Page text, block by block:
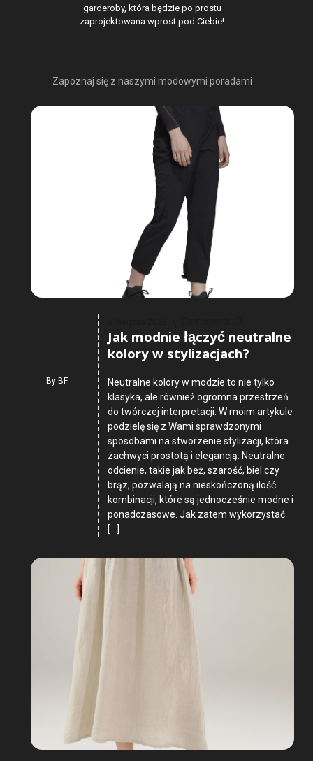
garderoby, która będzie po prostu
zaprojektowana wprost pod Ciebie!
Zapoznaj się z naszymi modowymi poradami
ByBF
Jak modnie łączyć neutralne
kolory w stylizacjach?
Neutralne kolory w modzie to nie tylko
klasyka, ale również ogromna przestrzeń
do twórczej interpretacji. W moim artykule
podzielę się z Wami sprawdzonymi
sposobami na stworzenie stylizacji, która
zachwyci prostotą i elegancją. Neutralne
odcienie, takie jak beż, szarość, biel czy
brąz, pozwalają na nieskończoną ilość
kombinacji, które są jednocześnie modne i
ponadczasowe. Jak zatem wykorzystać
[…]